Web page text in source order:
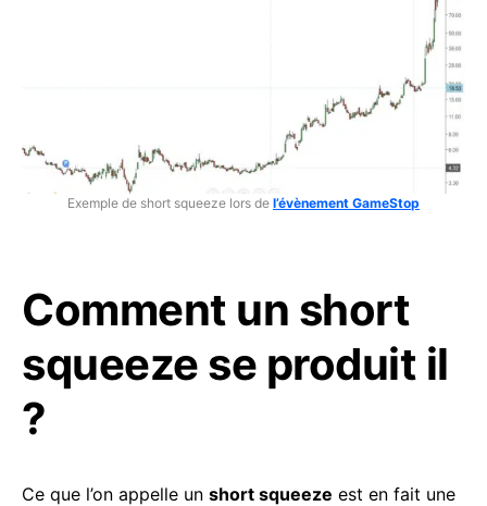
Exemple de short squeeze lors de l’évènement GameStop
Comment un short
squeeze se produit il
?
Ce que l’on appelle un short squeeze est en fait une